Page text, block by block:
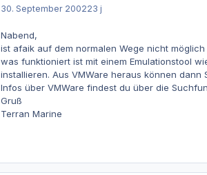
30. September 200223 j
Nabend,
ist afaik auf dem normalen Wege nicht
was funktioniert ist mit einem Emulationstool
installieren. Aus VMWare heraus können dann
Infos über VMWare findest du über die
Gruß
Terran Marine